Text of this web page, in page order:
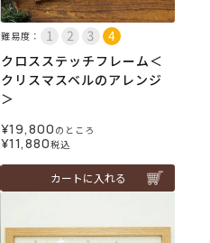
難易度：
クロスステッチフレーム＜
クリスマスベルのアレンジ
＞
¥19,800 のところ
¥11,880税込
カートに入れる